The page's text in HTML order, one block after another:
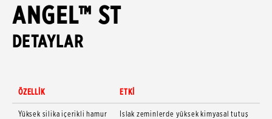
ANGEL™ ST
DETAYLAR
ÖZELLİK ETKİ
Yüksek silika içerikli hamur
Islak zeminlerde yüksek kimyasal tutuş